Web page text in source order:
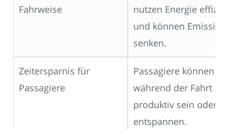
Fahrweise
nutzen Energie
und können
senken.
Zeitersparnis für
Passagiere
Passagiere können
während der Fahrt
produktiv sein oder
entspannen.